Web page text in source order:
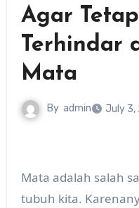
Agar
Terhindar
Mata
By admin July 3,
Mata adalah salah
tubuh kita.